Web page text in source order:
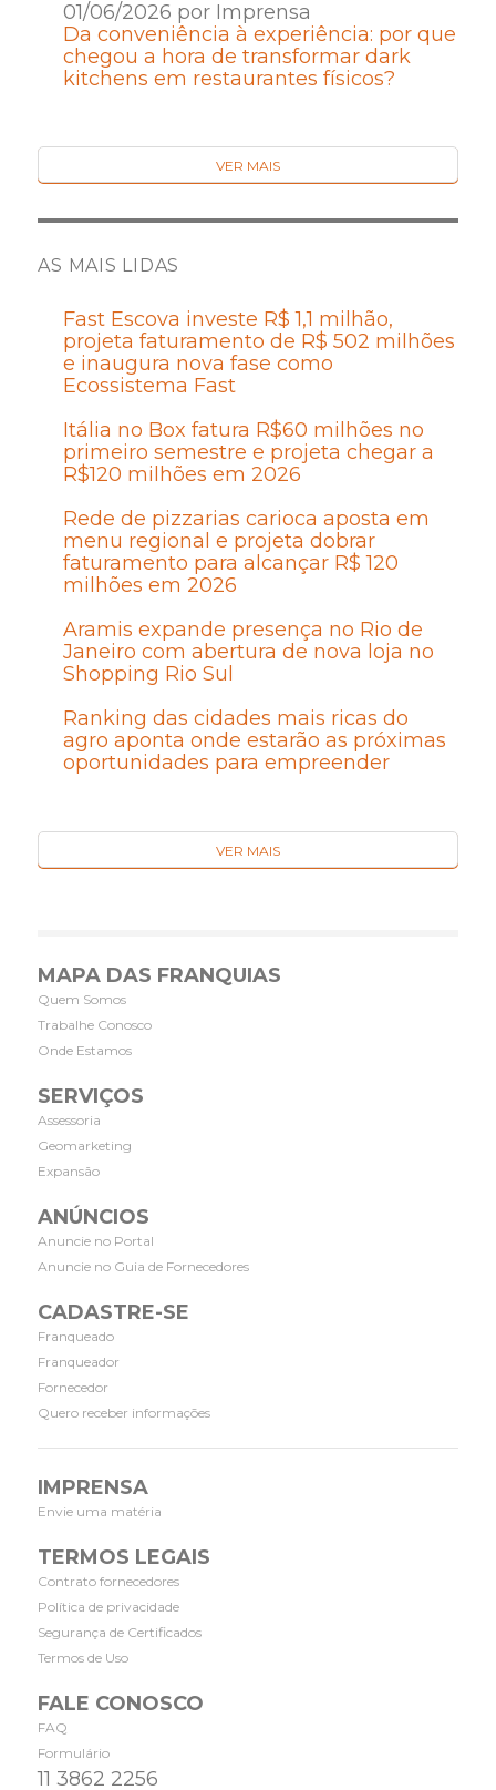
01/06/2026 por Imprensa
Da conveniência à experiência: por que
chegou a hora de transformar dark
kitchens em restaurantes físicos?
VER MAIS
AS MAIS LIDAS
Fast Escova investe R$ 1,1 milhão,
projeta faturamento de R$ 502 milhões
e inaugura nova fase como
Ecossistema Fast
Itália no Box fatura R$60 milhões no
primeiro semestre e projeta chegar a
R$120 milhões em 2026
Rede de pizzarias carioca aposta em
menu regional e projeta dobrar
faturamento para alcançar R$ 120
milhões em 2026
Aramis expande presença no Rio de
Janeiro com abertura de nova loja no
Shopping Rio Sul
Ranking das cidades mais ricas do
agro aponta onde estarão as próximas
oportunidades para empreender
VER MAIS
MAPA DAS FRANQUIAS
Quem Somos
Trabalhe Conosco
Onde Estamos
SERVIÇOS
Assessoria
Geomarketing
Expansão
ANÚNCIOS
Anuncie no Portal
Anuncie no Guia de Fornecedores
CADASTRE-SE
Franqueado
Franqueador
Fornecedor
Quero receber informações
IMPRENSA
Envie uma matéria
TERMOS LEGAIS
Contrato fornecedores
Política de privacidade
Segurança de Certificados
Termos de Uso
FALE CONOSCO
FAQ
Formulário
11 3862 2256